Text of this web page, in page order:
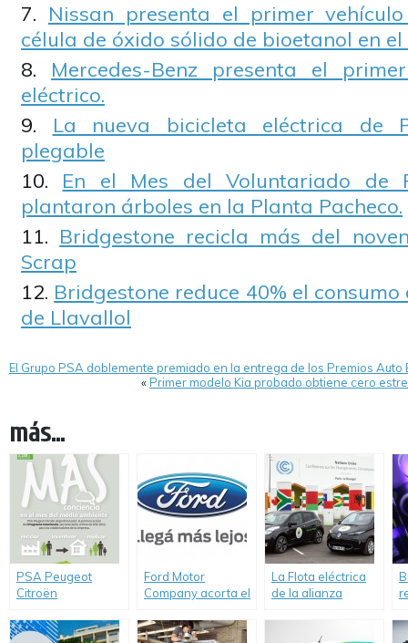
Nissan presenta el primer
célula de óxido sólido de bioetanol en el
Mercedes-Benz presenta el
eléctrico.
La nueva bicicleta eléctrica de
plegable
En el Mes del Voluntariado de
plantaron árboles en la Planta Pacheco.
Bridgestone recicla más del
Scrap
Bridgestone reduce 40% el
de Llavallol
El Grupo PSA doblemente premiado en la entrega de los Premios Auto
«Primer modelo Kia probado obtiene cero
más...
PSA Peugeot
Citroën
el medio ambiente
Ford Motor
Company acorta el
Informe de
La Flota eléctrica
de la alianza